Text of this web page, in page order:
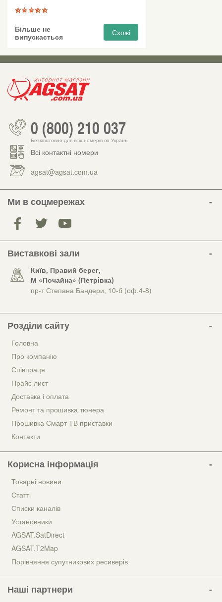
Більше не
випускається
Схожі
0 (800) 210 037
Безкоштовно для всіх номерів по Україні
Всі контактні номери
agsat@agsat.com.ua
Ми в соцмережах
Виставкові зали
Київ, Правий берег,
М «Почайна» (Петрiвка)
пр-т Степана Бандери, 10-б (оф.4-8)
Розділи сайту
Головна
Про компанію
Співпраця
Прайс лист
Доставка і оплата
Ремонт та прошивка тюнера
Прошивка Смарт ТВ приставки
Контакти
Корисна інформація
Товарні новини
Статті
Списки каналів
Установники
AGSAT.SatDirect
AGSAT.T2Map
Порівняння супутникових ресиверів
Наші партнери